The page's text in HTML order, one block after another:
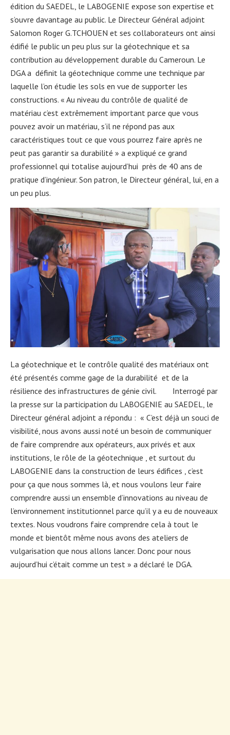
édition du SAEDEL, le LABOGENIE expose son expertise et
s’ouvre davantage au public. Le Directeur Général adjoint
Salomon Roger G.TCHOUEN et ses collaborateurs ont ainsi
édifié le public un peu plus sur la géotechnique et sa
contribution au développement durable du Cameroun. Le
DGA a définit la géotechnique comme une technique par
laquelle l’on étudie les sols en vue de supporter les
constructions. « Au niveau du contrôle de qualité de
matériau c’est extrêmement important parce que vous
pouvez avoir un matériau, s’il ne répond pas aux
caractéristiques tout ce que vous pourrez faire après ne
peut pas garantir sa durabilité » a expliqué ce grand
professionnel qui totalise aujourd’hui près de 40 ans de
pratique d’ingénieur. Son patron, le Directeur général, lui, en a
un peu plus.
La géotechnique et le contrôle qualité des matériaux ont
été présentés comme gage de la durabilité et de la
résilience des infrastructures de génie civil. Interrogé par
la presse sur la participation du LABOGENIE au SAEDEL, le
Directeur général adjoint a répondu : « C’est déjà un souci de
visibilité, nous avons aussi noté un besoin de communiquer
de faire comprendre aux opérateurs, aux privés et aux
institutions, le rôle de la géotechnique , et surtout du
LABOGENIE dans la construction de leurs édifices , c’est
pour ça que nous sommes là, et nous voulons leur faire
comprendre aussi un ensemble d’innovations au niveau de
l’environnement institutionnel parce qu’il y a eu de nouveaux
textes. Nous voudrons faire comprendre cela à tout le
monde et bientôt même nous avons des ateliers de
vulgarisation que nous allons lancer. Donc pour nous
aujourd’hui c’était comme un test » a déclaré le DGA.